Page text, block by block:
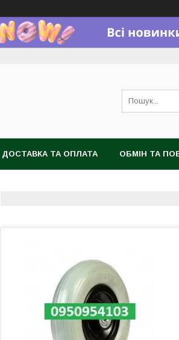
ДОСТАВКА ТА ОПЛАТА ОБМІН ТА